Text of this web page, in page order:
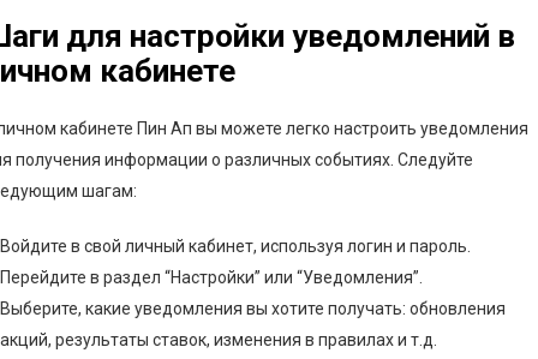
для настройки уведомлений в
кабинете
кабинете Пин Ап вы можете легко настроить уведомления
получения информации о различных событиях. Следуйте
шагам:
Войдите в свой личный кабинет, используя логин и пароль.
Перейдите в раздел “Настройки” или “Уведомления”.
Выберите, какие уведомления вы хотите получать: обновления
акций, результаты ставок, изменения в правилах и т.д.